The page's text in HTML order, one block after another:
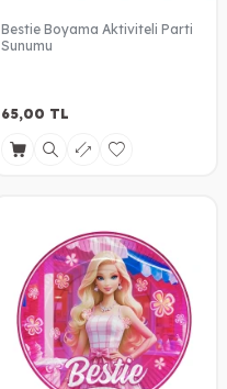
Bestie Boyama Aktiviteli Parti
Sunumu
65,00 TL